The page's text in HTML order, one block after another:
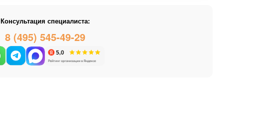
Консультация специалиста:
8 (495) 545-49-29